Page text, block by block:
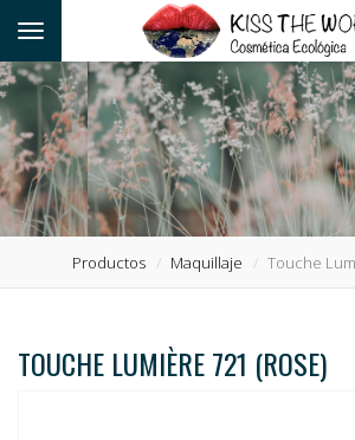
Toggle navigation
Productos Maquillaje Touche
TOUCHE LUMIÈRE 721 (ROSE)